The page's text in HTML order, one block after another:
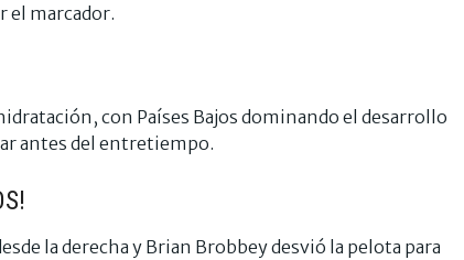
el marcador.
con Países Bajos dominando el desarrollo
antes del entretiempo.
la derecha y Brian Brobbey desvió la pelota para